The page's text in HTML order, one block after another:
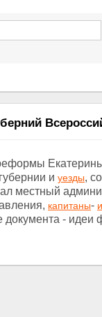
и уезды,
местный
капитаны-
документа -